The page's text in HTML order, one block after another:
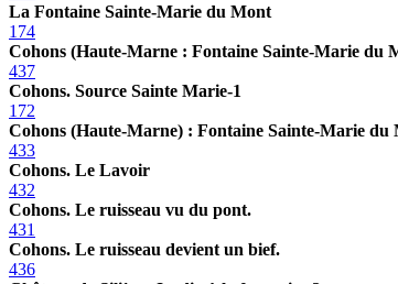
La Fontaine Sainte-Marie du Mont
174
Cohons (Haute-Marne : Fontaine Sainte-Marie du
437
Cohons. Source Sainte Marie-1
172
Cohons (Haute-Marne) : Fontaine Sainte-Marie du
433
Cohons. Le Lavoir
432
Cohons. Le ruisseau vu du pont.
431
Cohons. Le ruisseau devient un bief.
436